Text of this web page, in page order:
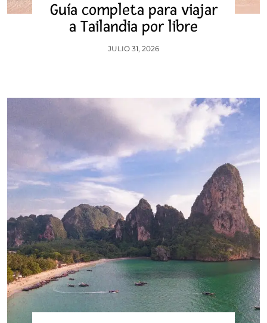
Guía completa para viajar
a Tailandia por libre
JULIO 31, 2026